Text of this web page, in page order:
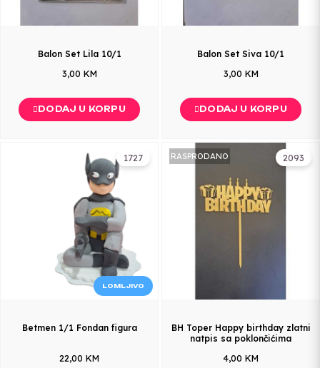
Balon Set Lila 10/1
3,00 KM
DODAJ U KORPU
Balon Set Siva 10/1
3,00 KM
DODAJ U KORPU
1727
Betmen 1/1 Fondan figura
22,00 KM
LOMLJIVO
2093
RASPRODANO
BH Toper Happy birthday zlatni
natpis sa poklončićima
4,00 KM